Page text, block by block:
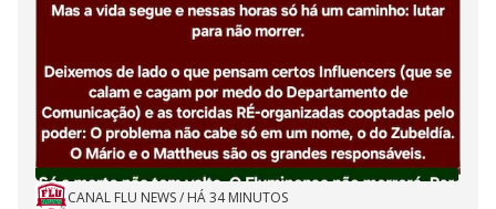
CANAL FLU NEWS/ HÁ 34 MINUTOS